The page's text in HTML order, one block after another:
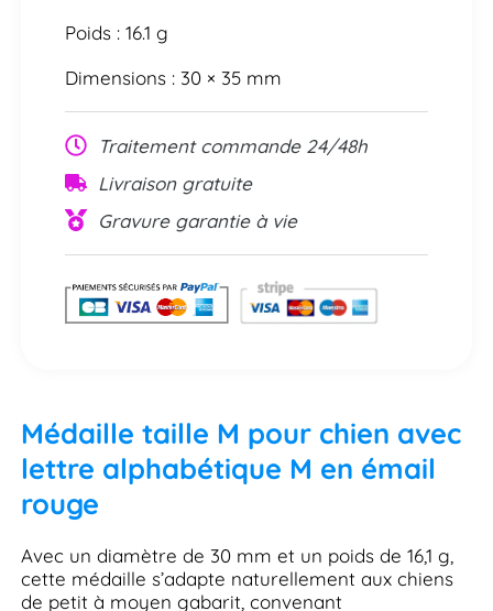
Poids : 16.1 g
Dimensions : 30 × 35 mm
Traitement commande 24/48h
Livraison gratuite
Gravure garantie à vie
Médaille taille M pour chien avec
lettre alphabétique M en émail
rouge
Avec un diamètre de 30 mm et un poids de 16,1 g,
cette médaille s’adapte naturellement aux chiens
de petit à moyen gabarit, convenant